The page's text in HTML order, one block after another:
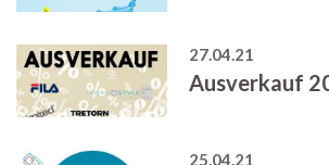
27.04.21
Ausverkauf
25.04.21